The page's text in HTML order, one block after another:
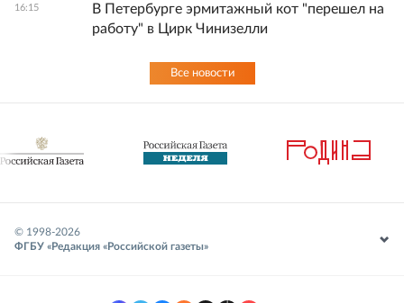
16:15
В Петербурге эрмитажный кот "перешел на
работу" в Цирк Чинизелли
Все новости
© 1998-2026
ФГБУ «Редакция «Российской газеты»